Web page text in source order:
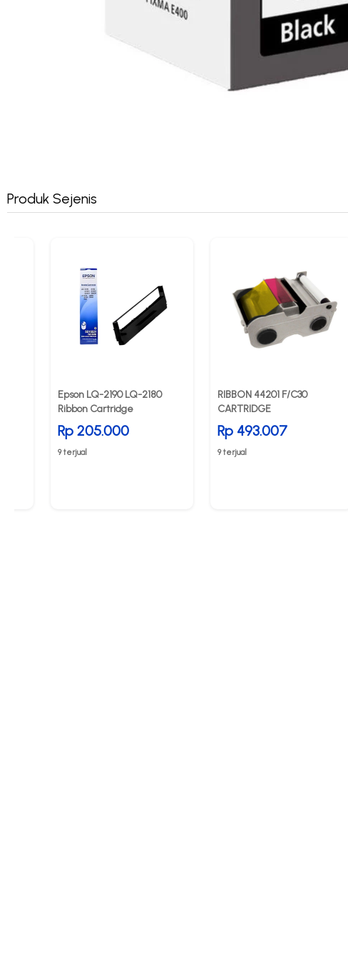
Produk Sejenis
Epson LQ-2190 LQ-2180
Ribbon Cartridge
Rp 205.000
9 terjual
RIBBON 44201 F/C30
CARTRIDGE
Rp 493.007
9 terjual